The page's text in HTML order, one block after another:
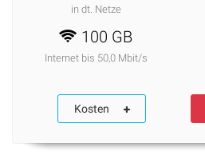
in dt. Netze
100 GB
Internet bis 50,0 Mbit/s
Kosten